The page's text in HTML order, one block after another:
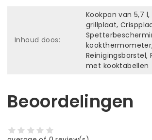
Inhoud doos:
Kookpan van 5,7
grillplaat,
Reinigingsborstel,
met kooktabellen
Beoordelingen